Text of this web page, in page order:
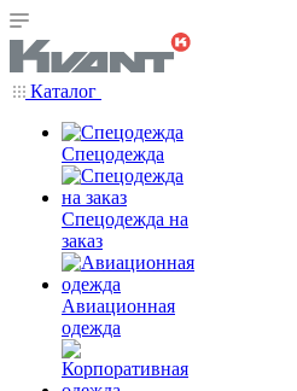
Каталог
Спецодежда
Спецодежда на
заказ
Авиационная
одежда